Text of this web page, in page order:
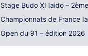
Stage Budo XI Iaido –
Championnats de France
Open du 91 – édition 2026